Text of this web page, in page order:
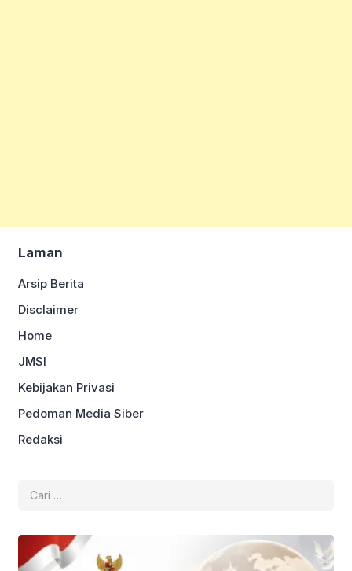
Laman
Arsip Berita
Disclaimer
Home
JMSI
Kebijakan Privasi
Pedoman Media Siber
Redaksi
untuk: